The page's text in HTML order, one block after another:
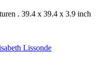
. 39.4 x 39.4 x 3.9 inch